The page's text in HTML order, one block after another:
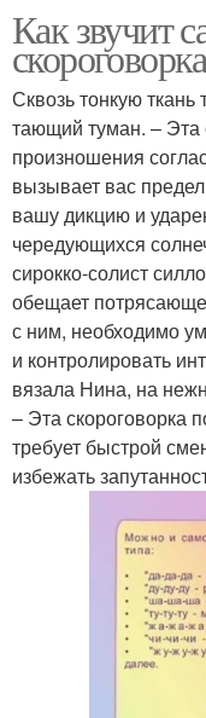
Как звучит
Сквозь тонкую ткань
тающий туман. – Эта
произношения
вызывает вас
вашу дикцию и
чередующихся
сирокко-солист
обещает
с ним, необходимо
и контролировать
вязала Нина, на
– Эта скороговорка
требует быстрой
избежать